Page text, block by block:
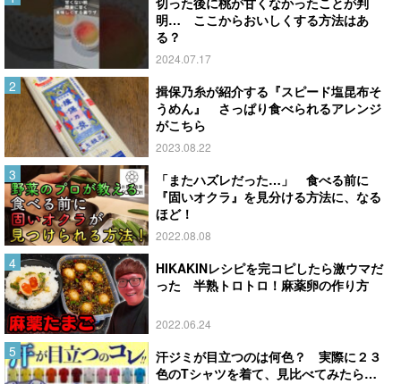
明… ここからおいしくする方法はあ
る？
2024.07.17
揖保乃糸が紹介する『スピード塩昆布そ
うめん』 さっぱり食べられるアレンジ
がこちら
2023.08.22
「またハズレだった…」 食べる前に
『固いオクラ』を見分ける方法に、なる
ほど！
2022.08.08
HIKAKINレシピを完コピしたら激ウマだ
った 半熟トロトロ！麻薬卵の作り方
2022.06.24
汗ジミが目立つのは何色？ 実際に２３
色のTシャツを着て、見比べてみたら…